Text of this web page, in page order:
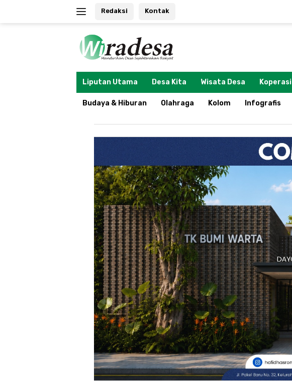
Redaksi Kontak
Liputan Utama Desa Kita Wisata Desa Koperasi
Budaya & Hiburan Olahraga Kolom Infografis